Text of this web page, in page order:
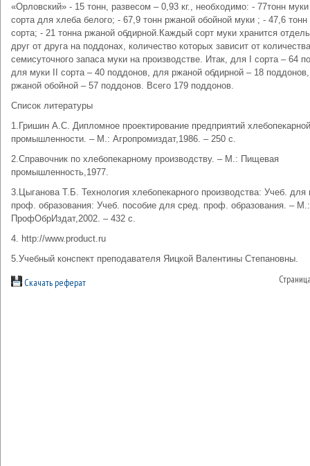
«Орловский» - 15 тонн, развесом – 0,93 кг., необходимо: - 77тонн
сорта для хлеба белого; - 67,9 тонн ржаной обойной муки ; - 47,6
сорта; - 21 тонна ржаной обдирной.Каждый сорт муки хранится
друг от друга на поддонах, количество которых зависит от количества
семисуточного запаса муки на производстве. Итак, для I сорта – 64
для муки II сорта – 40 поддонов, для ржаной обдирной – 18
ржаной обойной – 57 поддонов. Всего 179 поддонов.
Список литературы
1.Гришин А.С. Дипломное проектирование предприятий хлебопекарной
промышленности. – М.: Агропромиздат,1986. – 250 с.
2.Справочник по хлебопекарному производству. – М.: Пищевая
промышленность,1977.
3.Цыганова Т.Б. Технология хлебопекарного производства: Учеб. для
проф. образования: Учеб. пособие для сред. проф. образования. – М.:
ПрофОбрИздат,2002. – 432 с.
4. http://www.product.ru
5.Учебный конспект преподавателя Яицкой Валентины Степановны.
Скачать реферат